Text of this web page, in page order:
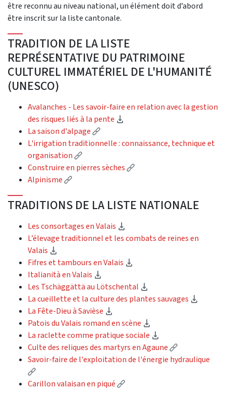
être reconnu au niveau national, un élément doit d’abord
être inscrit sur la liste cantonale.
TRADITION DE LA LISTE
REPRÉSENTATIVE DU PATRIMOINE
CULTUREL IMMATÉRIEL DE L'HUMANITÉ
(UNESCO)
Avalanches - Les savoir-faire en relation avec la gestion
des risques liés à la pente
La saison d'alpage
(External link)
L'irrigation traditionnelle : connaissance, technique et
organisation
(External link)
Construire en pierres sèches
(External link)
Alpinisme
(External link)
TRADITIONS DE LA LISTE NATIONALE
Les consortages en Valais
L’élevage traditionnel et les combats de reines en
Valais
Fifres et tambours en Valais
Italianità en Valais
Les Tschäggättä au Lötschental
La cueillette et la culture des plantes sauvages
La Fête-Dieu à Savièse
Patois du Valais romand en scène
La raclette comme pratique sociale
Culte des reliques des martyrs en Agaune
(External
Savoir-faire de l'exploitation de l'énergie hydraulique
(External link)
Carillon valaisan en piqué
(External link)